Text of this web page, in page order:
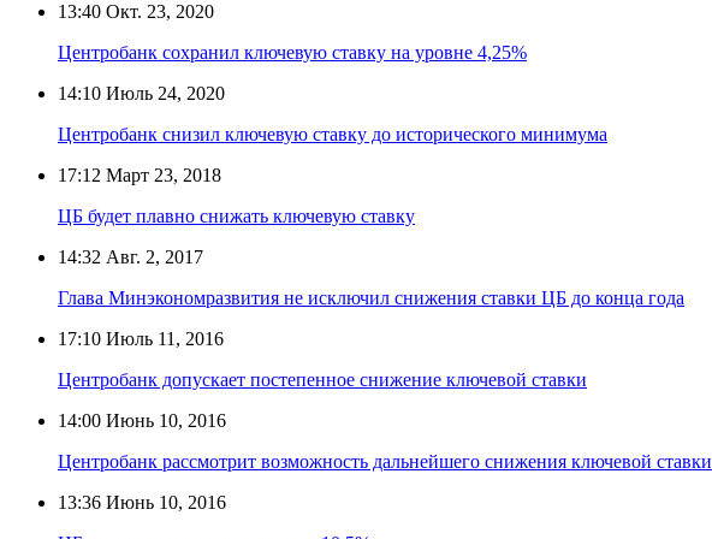
13:40 Окт. 23, 2020
Центробанк сохранил ключевую ставку на уровне 4,25%
14:10 Июль 24, 2020
Центробанк снизил ключевую ставку до исторического минимума
17:12 Март 23, 2018
ЦБ будет плавно снижать ключевую ставку
14:32 Авг. 2, 2017
Глава Минэкономразвития не исключил снижения ставки ЦБ до конца года
17:10 Июль 11, 2016
Центробанк допускает постепенное снижение ключевой ставки
14:00 Июнь 10, 2016
Центробанк рассмотрит возможность дальнейшего снижения ключевой ставки
13:36 Июнь 10, 2016